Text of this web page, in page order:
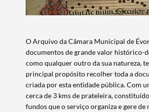
O Arquivo da Câmara Municipal de
documentos de grande valor histórico-
como qualquer outro da sua natureza,
principal propósito recolher toda a
criada por esta entidade pública. Com
cerca de 3 kms de prateleira,
fundos que o serviço organiza e gere de